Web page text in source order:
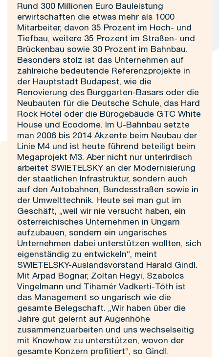
Rund 300 Millionen Euro Bauleistung
erwirtschaften die etwas mehr als 1000
Mitarbeiter, davon 35 Prozent im Hoch- und
Tiefbau, weitere 35 Prozent im Straßen- und
Brückenbau sowie 30 Prozent im Bahnbau.
Besonders stolz ist das Unternehmen auf
zahlreiche bedeutende Referenzprojekte in
der Hauptstadt Budapest, wie die
Renovierung des Burggarten-Basars oder die
Neubauten für die Deutsche Schule, das Hard
Rock Hotel oder die Bürogebäude GTC White
House und Ecodome. Im U-Bahnbau setzte
man 2006 bis 2014 Akzente beim Neubau der
Linie M4 und ist heute führend beteiligt beim
Megaprojekt M3. Aber nicht nur unterirdisch
arbeitet SWIETELSKY an der Modernisierung
der staatlichen Infrastruktur, sondern auch
auf den Autobahnen, Bundesstraßen sowie in
der Umwelttechnik. Heute sei man gut im
Geschäft, „weil wir nie versucht haben, ein
österreichisches Unternehmen in Ungarn
aufzubauen, sondern ein ungarisches
Unternehmen dabei unterstützen wollten, sich
eigenständig zu entwickeln“, meint
SWIETELSKY-Auslandsvorstand Harald Gindl.
Mit Arpad Bognar, Zoltan Hegyi, Szabolcs
Vingelmann und Tihamér Vadkerti-Tóth ist
das Management so ungarisch wie die
gesamte Belegschaft. „Wir haben über die
Jahre gut gelernt auf Augenhöhe
zusammenzuarbeiten und uns wechselseitig
mit Knowhow zu unterstützen, wovon der
gesamte Konzern profitiert“, so Gindl.